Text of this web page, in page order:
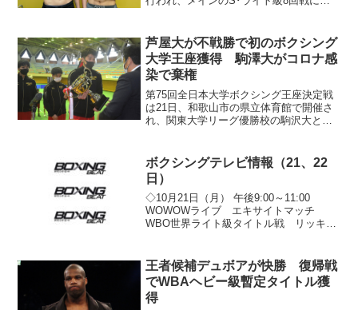
でクリアした。 大阪朝鮮高級学校時代
にマークした...
芦屋大が不戦勝で初のボクシング
大学王座獲得 駒澤大がコロナ感
染で棄権
第75回全日本大学ボクシング王座決定戦
は21日、和歌山市の県立体育館で開催さ
れ、関東大学リーグ優勝校の駒沢大と関
ロナに感染したため棄権を申し入れ、芦
屋大が不戦勝で初の大...
ボクシングテレビ情報（21、22
日）
◇10月21日（月） 午後9:00～11:00
WOWOWライブ エキサイトマッチ
WBO世界ライト級タイトル戦 リッキ
フランシスコ・ロドリゲス 午後9:30～1...
王者候補デュボアが快勝 復帰戦
でWBAヘビー級暫定タイトル獲
得